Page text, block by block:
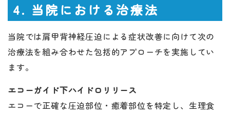
4. 当院における治療法
当院では肩甲背神経圧迫による症状改善に向けて次の
治療法を組み合わせた包括的アプローチを実施してい
ます。
エコーガイド下ハイドロリリース
エコーで正確な圧迫部位・癒着部位を特定し、生理食